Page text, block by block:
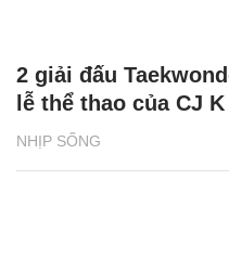
NHỊP SỐNG
2 giải đấu
lễ thể thao của CJ